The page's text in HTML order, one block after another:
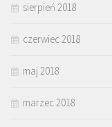
sierpień 2018
czerwiec 2018
maj 2018
marzec 2018